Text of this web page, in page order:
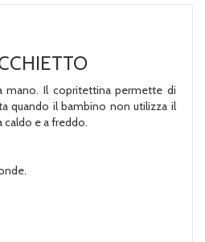
mano. Il copritettina permette di
quando il bambino non utilizza il
caldo e a freddo.